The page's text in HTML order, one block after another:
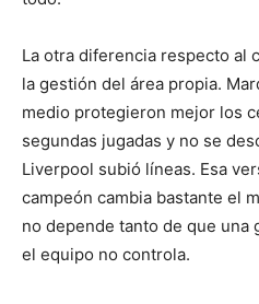
La otra diferencia respecto al
la gestión del área propia.
medio protegieron mejor los
segundas jugadas y no se
Liverpool subió líneas. Esa
campeón cambia bastante el
no depende tanto de que una
el equipo no controla.